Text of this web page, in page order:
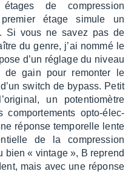
de compres­sion
étage simule un
Si vous ne savez pas de
du genre, j’ai nommé le
d’un réglage du niveau
de gain pour remon­ter le
switch de bypass. Petit
un poten­tio­mètre
compor­te­ments opto-élec­
réponse tempo­relle lente
de la compres­sion
bien « vintage », B reprend
mais avec une réponse